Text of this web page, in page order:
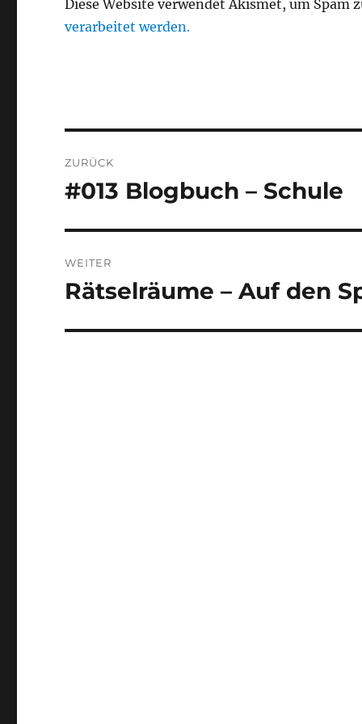
Diese Website verwendet Akismet, um Spam
verarbeitet werden.
ZURÜCK
Vorheriger
#013 Blogbuch – Schule
WEITER
Nächster
Rätselräume – Auf den